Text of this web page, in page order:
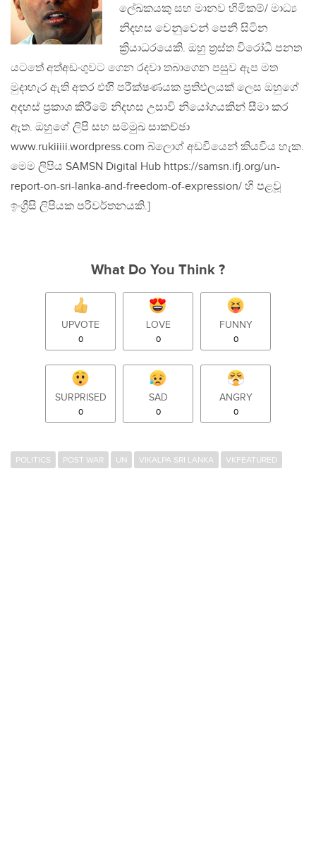
ලේඛකයකු සහ මානව හිමිකම්/ මාධ්‍ය
නිදහස වෙනුවෙන් පෙනී සිටින
ක්‍රියාධරයෙකි. ඔහු ත්‍රස්ත විරෝධී පනත
යටතේ අත්අඩංගුවට ගෙන රදවා තබාගෙන පසුව ඇප මත
මුදාහැර ඇති අතර එහිි පරීක්ෂණයක ප්‍රතිඵලයක් ලෙස ඔහුගේ
අදහස් ප්‍රකාශ කිරීමේ නිදහස උසාවි නියෝගයකින් සීමා කර
ඇත. ඔහුගේ ලිපි සහ සම්මුඛ සාකච්ඡා
www.rukiiiii.wordpress.com බ්ලොග් අඩවියෙන් කියවිය හැක.
මෙම ලිපිය SAMSN Digital Hub https://samsn.ifj.org/un-
report-on-sri-lanka-and-freedom-of-expression/ හි පළවූ
ඉංග්‍රීසි ලිපියක පරිවර්තනයකි.]
What Do You Think ?
UPVOTE
0
LOVE
0
FUNNY
0
SURPRISED
0
SAD
0
ANGRY
0
POLITICS POST WAR UN VIKALPA SRI LANKA VKFEATURED